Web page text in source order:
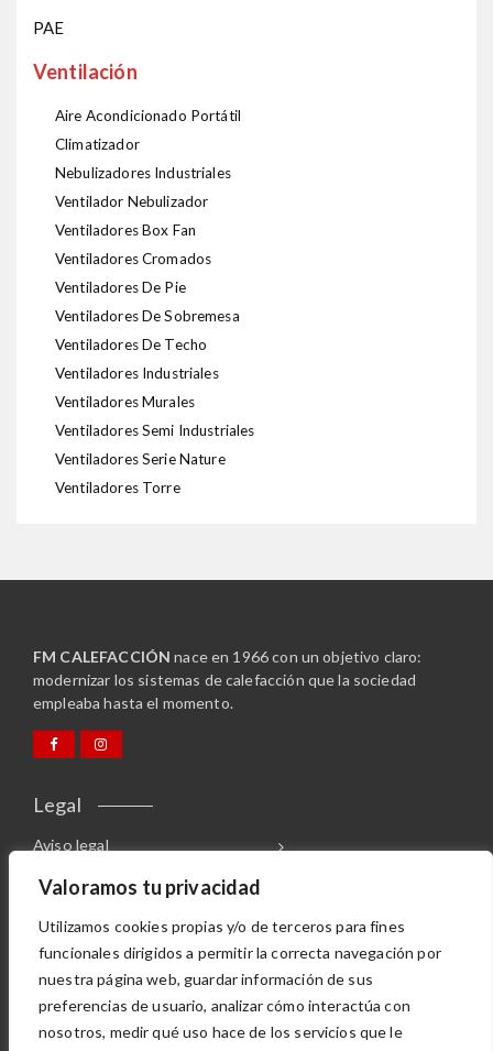
Valoramos tu privacidad
Utilizamos cookies propias y/o de terceros para fines
funcionales dirigidos a permitir la correcta navegación por
nuestra página web, guardar información de sus
preferencias de usuario, analizar cómo interactúa con
nosotros, medir qué uso hace de los servicios que le
PAE
Ventilación
Aire Acondicionado Portátil
Climatizador
Nebulizadores Industriales
Ventilador Nebulizador
Ventiladores Box Fan
Ventiladores Cromados
Ventiladores De Pie
Ventiladores De Sobremesa
Ventiladores De Techo
Ventiladores Industriales
Ventiladores Murales
Ventiladores Semi Industriales
Ventiladores Serie Nature
Ventiladores Torre
FM CALEFACCIÓN nace en 1966 con un objetivo claro:
modernizar los sistemas de calefacción que la sociedad
empleaba hasta el momento.
Legal
Aviso legal
Canal de denuncias
Política de privacidad
OTRAS DIVISIONES